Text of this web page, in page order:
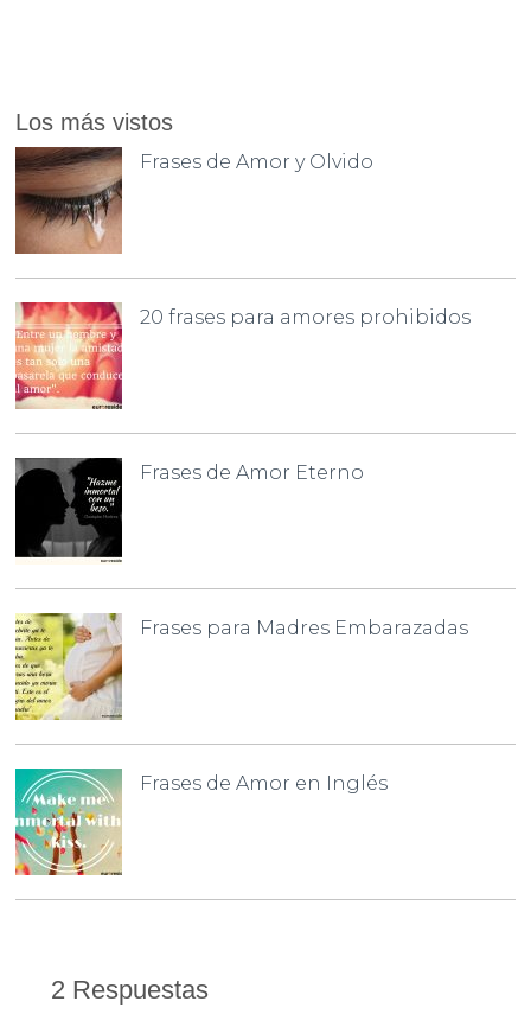
Los más vistos
Frases de Amor y Olvido
20 frases para amores prohibidos
Frases de Amor Eterno
Frases para Madres Embarazadas
Frases de Amor en Inglés
2 Respuestas